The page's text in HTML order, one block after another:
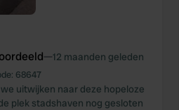
—12 maanden geleden
68647
uitwijken naar deze hopeloze
plek stadshaven nog gesloten